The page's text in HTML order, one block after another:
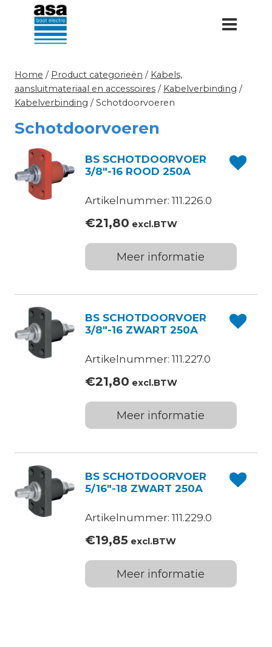
Doorgaan
inhoud
Home / Product categorieën / Kabels,
aansluitmateriaal en accessoires / Kabelverbinding /
Kabelverbinding / Schotdoorvoeren
Schotdoorvoeren
BS SCHOTDOORVOER
3/8″-16 ROOD 250A
Artikelnummer: 111.226.0
€21,80 excl.BTW
Meer informatie
BS SCHOTDOORVOER
3/8″-16 ZWART 250A
Artikelnummer: 111.227.0
€21,80 excl.BTW
Meer informatie
BS SCHOTDOORVOER
5/16″-18 ZWART 250A
Artikelnummer: 111.229.0
€19,85excl.BTW
Meer informatie